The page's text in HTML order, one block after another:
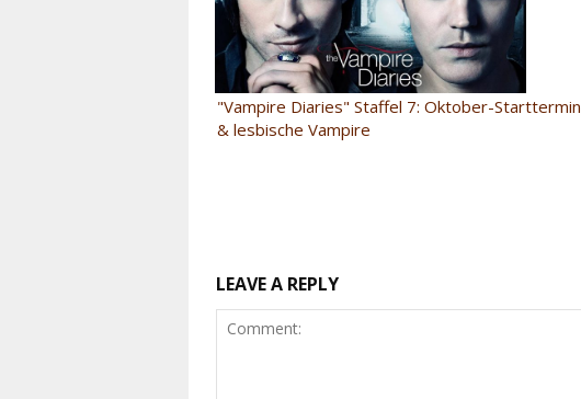
"Vampire Diaries" Staffel 7: Oktober-Starttermin
& lesbische Vampire
LEAVE A REPLY